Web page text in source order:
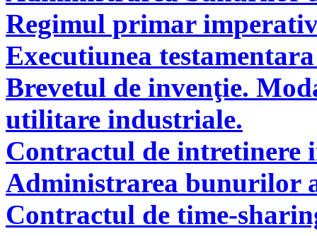
Regimul primar
Executiunea
Brevetul de invenţie.
utilitare industriale.
Contractul de intretinere
Administrarea bunurilor
Contractul de time-